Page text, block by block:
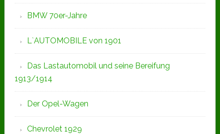
BMW 70er-Jahre
L`AUTOMOBILE von 1901
Das Lastautomobil und seine Bereifung
1913/1914
Der Opel-Wagen
Chevrolet 1929